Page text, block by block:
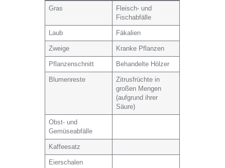
Gras
Fleisch- und
Fischabfälle
Laub Fäkalien
Zweige Kranke Pflanzen
Pflanzenschnitt Behandelte Hölzer
Blumenreste
Zitrusfrüchte in
großen Mengen
(aufgrund ihrer
Säure)
Obst- und
Gemüseabfälle
Kaffeesatz
Eierschalen